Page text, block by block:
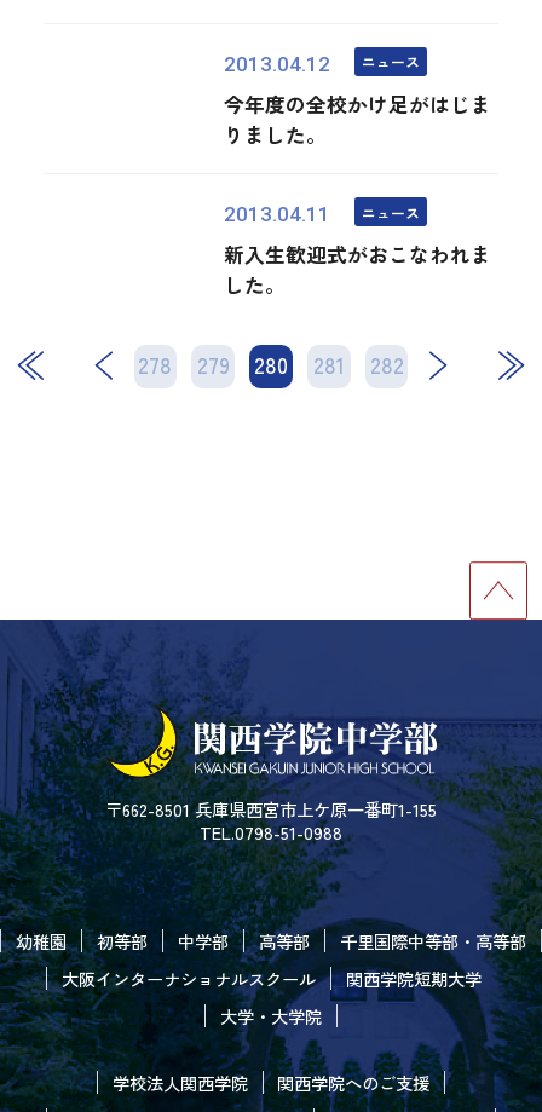
2013.04.12 ニュース
今年度の全校かけ足がはじま
りました。
2013.04.11 ニュース
新入生歓迎式がおこなわれま
した。
278 279 280 281 282
次 最後
〒662-8501 兵庫県西宮市上ケ原一番町1-155
TEL.0798-51-0988
幼稚園 初等部 中学部 高等部
千里国際中等部・高等部
大阪インターナショナルスクール
関西学院短期大学
大学・大学院
学校法人関西学院
関西学院へのご支援